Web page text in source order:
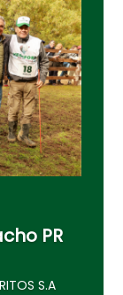
PR
S.A